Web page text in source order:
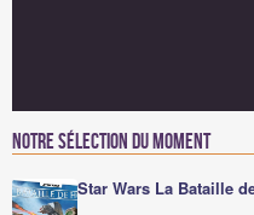
Notre sélection du moment
Star Wars La Bataille